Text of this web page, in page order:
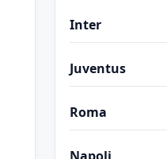
Inter
Juventus
Roma